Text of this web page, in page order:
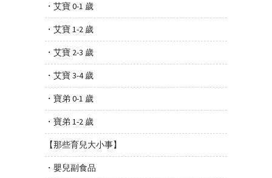
・艾寶 0-1 歲
・艾寶 1-2 歲
・艾寶 2-3 歲
・艾寶 3-4 歲
・寶弟 0-1 歲
・寶弟 1-2 歲
【那些育兒大小事】
・嬰兒副食品